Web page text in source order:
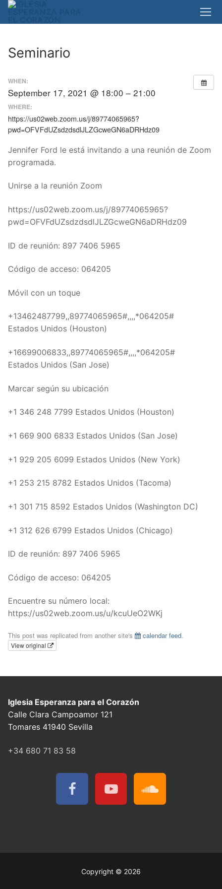
Skip
Seminario
WHEN:
September 17, 2021 @ 18:00 – 21:00
WHERE:
https://us02web.zoom.us/j/89774065965?
pwd=OFVFdUZsdzdsdlJLZGcweGN6aDRHdz09
Jennifer Ford le está invitando a una reunión de Zoom
programada.
Unirse a la reunión Zoom
https://us02web.zoom.us/j/89774065965?
pwd=OFVFdUZsdzdsdlJLZGcweGN6aDRHdz09
ID de reunión: 897 7406 5965
Código de acceso: 064205
Móvil con un toque
+13462487799,,89774065965#,,,,*064205#
Estados Unidos (Houston)
+16699006833,,89774065965#,,,,*064205#
Estados Unidos (San Jose)
Marcar según su ubicación
+1 346 248 7799 Estados Unidos (Houston)
+1 669 900 6833 Estados Unidos (San Jose)
+1 929 205 6099 Estados Unidos (New York)
+1 253 215 8782 Estados Unidos (Tacoma)
+1 301 715 8592 Estados Unidos (Washington DC)
+1 312 626 6799 Estados Unidos (Chicago)
ID de reunión: 897 7406 5965
Código de acceso: 064205
Encuentre su número local:
https://us02web.zoom.us/u/kcuUeO2WKj
This post was replicated from another site's calendar feed.
View original
Iglesia Esperanza para el Corazón
Calle Clara Campoamor 121
Tomares 41940 Sevilla
+34 680 71 83 58
Copyright © 2026